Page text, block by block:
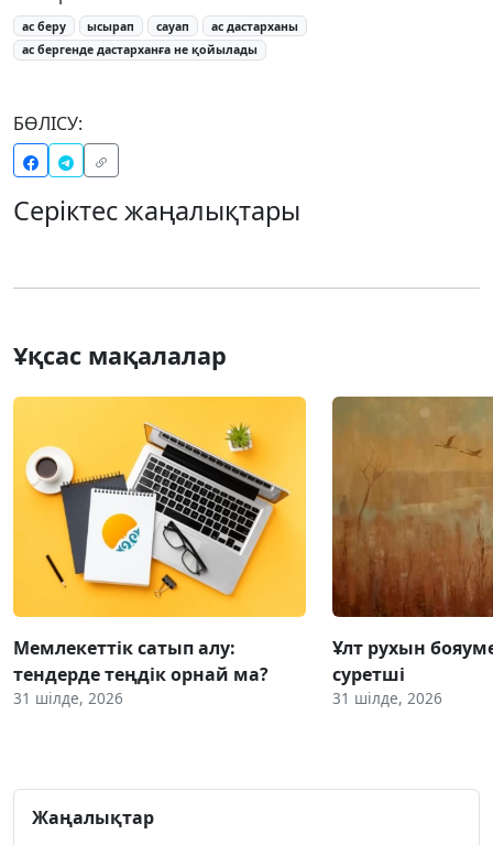
ас беру ысырап сауап
ас дастарханы
ас бергенде дастарханға не қойылады
БӨЛІСУ:
Серіктес жаңалықтары
Ұқсас мақалалар
Мемлекеттік сатып алу:
тендерде теңдік орнай ма?
31 шілде, 2026
Ұлт рухын
суретші
31 шілде, 2026
Жаңалықтар